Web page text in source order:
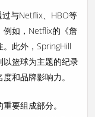
与Netflix、HBO等
例如，Netflix的《詹
此外，SpringHill
以篮球为主题的纪录
和品牌影响力。
要组成部分。